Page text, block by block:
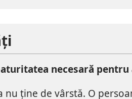
necesară pentru
nu ține de vârstă. O